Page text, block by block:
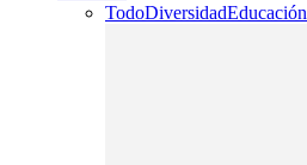
TodoDiversidadEducación